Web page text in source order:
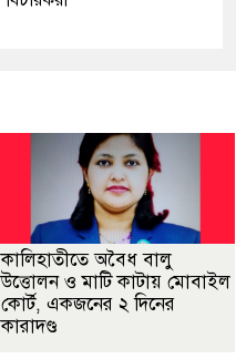
কালিহাতীতে অবৈধ বালু
উত্তোলন ও মাটি কাটায় মোবাইল
কোর্ট, একজনের ২ দিনের
কারাদণ্ড